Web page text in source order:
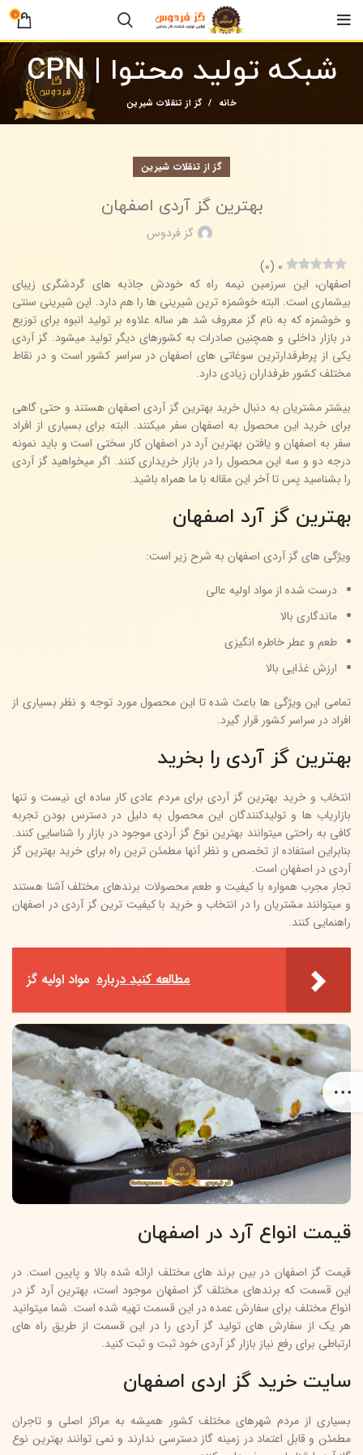
0
شبکه تولید محتوا | CPN
خانه گز از تنقلات شیرین
گز از تنقلات شیرین
بهترین گز آردی اصفهان
گز فردوس
0
(
0
)
اصفهان، این سرزمین نیمه راه که خودش جاذبه های گردشگری زیبای
بیشماری است. البته خوشمزه ترین شیرینی ها را هم دارد. این شیرینی سنتی
و خوشمزه که به نام گز معروف شد هر ساله علاوه بر تولید انبوه برای توزیع
در بازار داخلی و همچنین صادرات به کشورهای دیگر تولید میشود. گز آردی
یکی از پرطرفدارترین سوغاتی های اصفهان در سراسر کشور است و در نقاط
مختلف کشور طرفداران زیادی دارد.
بیشتر مشتریان به دنبال خرید بهترین گز آردی اصفهان هستند و حتی گاهی
برای خرید این محصول به اصفهان سفر میکنند. البته برای بسیاری از افراد
سفر به اصفهان و یافتن بهترین آرد در اصفهان کار سختی است و باید نمونه
درجه دو و سه این محصول را در بازار خریداری کنند. اگر میخواهید گز آردی
را بشناسید پس تا آخر این مقاله با ما همراه باشید.
بهترین گز آرد اصفهان
ویژگی های گز آردی اصفهان به شرح زیر است:
درست شده از مواد اولیه عالی
ماندگاری بالا
طعم و عطر خاطره انگیزی
ارزش غذایی بالا
تمامی این ویژگی ها باعث شده تا این محصول مورد توجه و نظر بسیاری از
افراد در سراسر کشور قرار گیرد.
بهترین گز آردی را بخرید
انتخاب و خرید بهترین گز آردی برای مردم عادی کار ساده ای نیست و تنها
بازاریاب ها و تولیدکنندگان این محصول به دلیل در دسترس بودن تجربه
کافی به راحتی میتوانند بهترین نوع گز آردی موجود در بازار را شناسایی کنند.
بنابراین استفاده از تخصص و نظر آنها مطمئن ترین راه برای خرید بهترین گز
آردی در اصفهان است.
تجار مجرب همواره با کیفیت و طعم محصولات برندهای مختلف آشنا هستند
و میتوانند مشتریان را در انتخاب و خرید با کیفیت ترین گز آردی در اصفهان
راهنمایی کنند.
مطالعه کنید درباره‌ مواد اولیه گز
قیمت انواع آرد در اصفهان
قیمت گز اصفهان در بین برند های مختلف ارائه شده بالا و پایین است. در
این قسمت که برندهای مختلف گز اصفهان موجود است، بهترین آرد گز در
انواع مختلف برای سفارش عمده در این قسمت تهیه شده است. شما میتوانید
هر یک از سفارش های تولید گز آردی را در این قسمت از طریق راه های
ارتباطی برای رفع نیاز بازار گز آردی خود ثبت و ثبت کنید.
سایت خرید گز اردی اصفهان
بسیاری از مردم شهرهای مختلف کشور همیشه به مراکز اصلی و تاجران
مطمئن و قابل اعتماد در زمینه گاز دسترسی ندارند و نمی توانند بهترین نوع